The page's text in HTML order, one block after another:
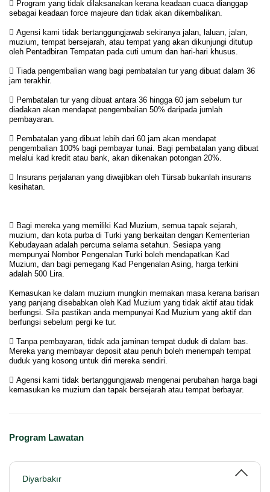
 Program yang tidak dilaksanakan kerana keadaan cuaca dianggap
sebagai keadaan force majeure dan tidak akan dikembalikan.
 Agensi kami tidak bertanggungjawab sekiranya jalan, laluan, jalan,
muzium, tempat bersejarah, atau tempat yang akan dikunjungi ditutup
oleh Pentadbiran Tempatan pada cuti umum dan hari-hari khusus.
 Tiada pengembalian wang bagi pembatalan tur yang dibuat dalam 36
jam terakhir.
 Pembatalan tur yang dibuat antara 36 hingga 60 jam sebelum tur
diadakan akan mendapat pengembalian 50% daripada jumlah
pembayaran.
 Pembatalan yang dibuat lebih dari 60 jam akan mendapat
pengembalian 100% bagi pembayar tunai. Bagi pembatalan yang dibuat
melalui kad kredit atau bank, akan dikenakan potongan 20%.
 Insurans perjalanan yang diwajibkan oleh Türsab bukanlah insurans
kesihatan.
 Bagi mereka yang memiliki Kad Muzium, semua tapak sejarah,
muzium, dan kota purba di Turki yang berkaitan dengan Kementerian
Kebudayaan adalah percuma selama setahun. Sesiapa yang
mempunyai Nombor Pengenalan Turki boleh mendapatkan Kad
Muzium, dan bagi pemegang Kad Pengenalan Asing, harga terkini
adalah 500 Lira.
Kemasukan ke dalam muzium mungkin memakan masa kerana barisan
yang panjang disebabkan oleh Kad Muzium yang tidak aktif atau tidak
berfungsi. Sila pastikan anda mempunyai Kad Muzium yang aktif dan
berfungsi sebelum pergi ke tur.
 Tanpa pembayaran, tidak ada jaminan tempat duduk di dalam bas.
Mereka yang membayar deposit atau penuh boleh menempah tempat
duduk yang kosong untuk diri mereka sendiri.
 Agensi kami tidak bertanggungjawab mengenai perubahan harga bagi
kemasukan ke muzium dan tapak bersejarah atau tempat berbayar.
Program Lawatan
Diyarbakır